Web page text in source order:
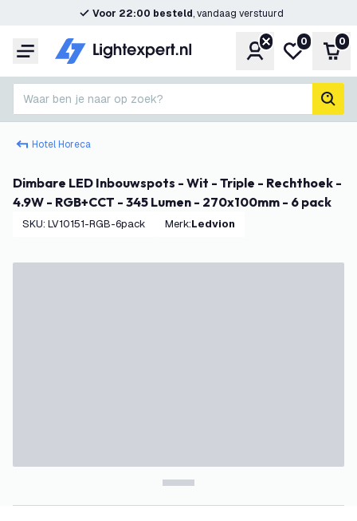
Voor 22:00 besteld, vandaag verstuurd
Menu Account
Mijn
0 0
Waar ben je naar op zoek?
Hotel Horeca
Dimbare LED Inbouwspots - Wit - Triple - Rechthoek -
4.9W - RGB+CCT - 345 Lumen - 270x100mm - 6 pack
SKU: LV10151-RGB-6pack Merk: Ledvion